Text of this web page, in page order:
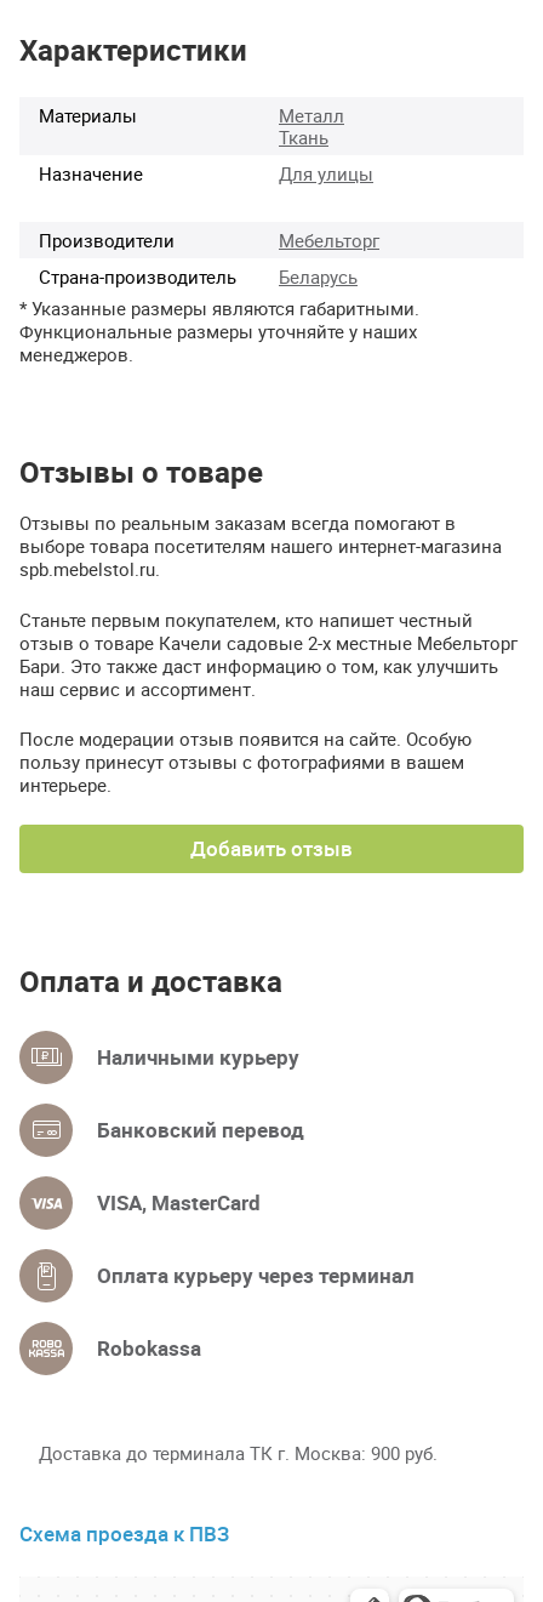
Характеристики
Материалы
Металл
Ткань
Назначение
Для улицы
Производители
Мебельторг
Страна-производитель
Беларусь
* Указанные размеры являются габаритными.
Функциональные размеры уточняйте у наших
менеджеров.
Отзывы о товаре
Отзывы по реальным заказам всегда помогают в
выборе товара посетителям нашего интернет-магазина
spb.mebelstol.ru.
Станьте первым покупателем, кто напишет честный
отзыв о товаре Качели садовые 2-х местные Мебельторг
Бари. Это также даст информацию о том, как улучшить
наш сервис и ассортимент.
После модерации отзыв появится на сайте. Особую
пользу принесут отзывы с фотографиями в вашем
интерьере.
Добавить отзыв
Оплата и доставка
Наличными курьеру
Банковский перевод
VISA, MasterCard
Оплата курьеру через терминал
Robokassa
Доставка до терминала ТК г. Москва 900 руб.
Схема проезда к ПВЗ